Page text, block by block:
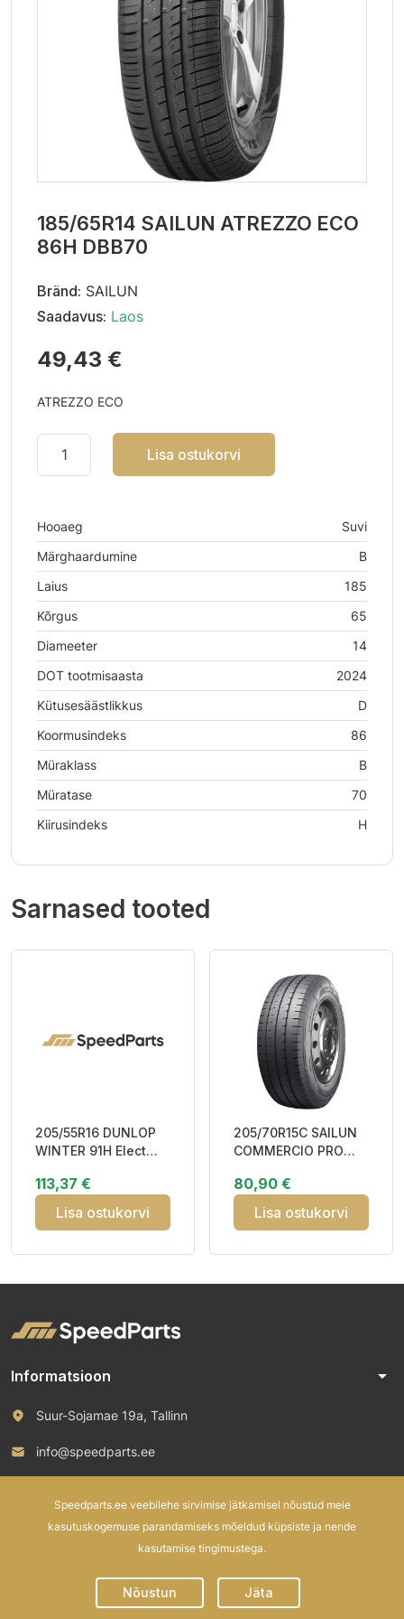
185/65R14 SAILUN ATREZZO ECO
86H DBB70
Bränd: SAILUN
Saadavus: Laos
49,43 €
ATREZZO ECO
Lisa ostukorvi
Hooaeg
Suvi
Märghaardumine
B
Laius
185
Kõrgus
65
Diameeter
14
DOT tootmisaasta
2024
Kütusesäästlikkus
D
Koormusindeks
86
Müraklass
B
Müratase
70
Kiirusindeks
H
Sarnased tooted
205/55R16 DUNLOP
WINTER 91H Elect
3PMSF M+S
113,37 €
Lisa ostukorvi
205/70R15C SAILUN
COMMERCIO PRO
80,90 €
Lisa ostukorvi
Informatsioon arrow_drop_down
Suur-Sojamae 19a, Tallinn
info@speedparts.ee
Speedparts.ee veebilehe sirvimise jätkamisel nõustud meie
kasutuskogemuse parandamiseks mõeldud küpsiste ja nende
kasutamise tingimustega.
Nõustun Jäta